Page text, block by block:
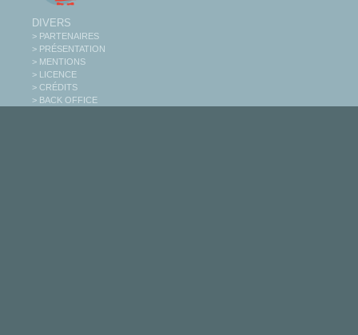
DIVERS
> PARTENAIRES
> PRÉSENTATION
> MENTIONS
> LICENCE
> CRÉDITS
> BACK OFFICE